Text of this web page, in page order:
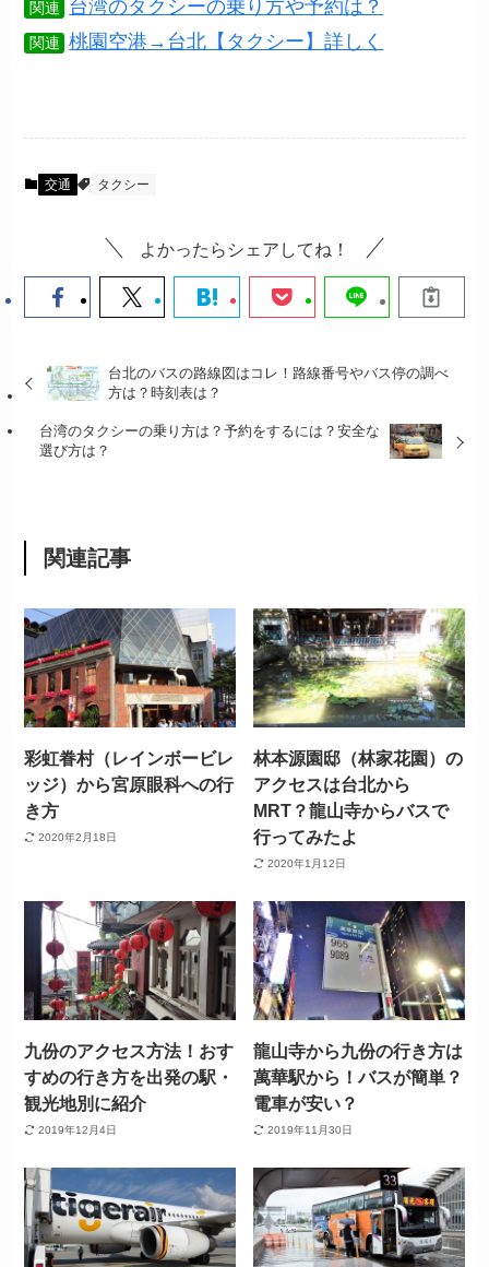
関連 台湾のタクシーの乗り方や予約は？
関連 桃園空港→台北【タクシー】詳しく
交通 タクシー
よかったらシェアしてね！
台北のバスの路線図はコレ！路線番号やバス停の調べ
方は？時刻表は？
台湾のタクシーの乗り方は？予約をするには？安全な
選び方は？
関連記事
彩虹眷村（レインボービレ
ッジ）から宮原眼科への行
き方
2020年2月18日
林本源園邸（林家花園）の
アクセスは台北から
MRT？龍山寺からバスで
行ってみたよ
2020年1月12日
九份のアクセス方法！おす
すめの行き方を出発の駅・
観光地別に紹介
2019年12月4日
龍山寺から九份の行き方は
萬華駅から！バスが簡単？
電車が安い？
2019年11月30日